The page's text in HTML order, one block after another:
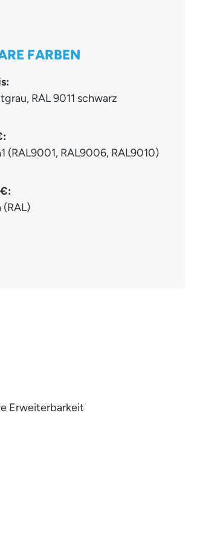
FARBEN
RAL 9011 schwarz
(RAL9001, RAL9006, RAL9010)
Erweiterbarkeit